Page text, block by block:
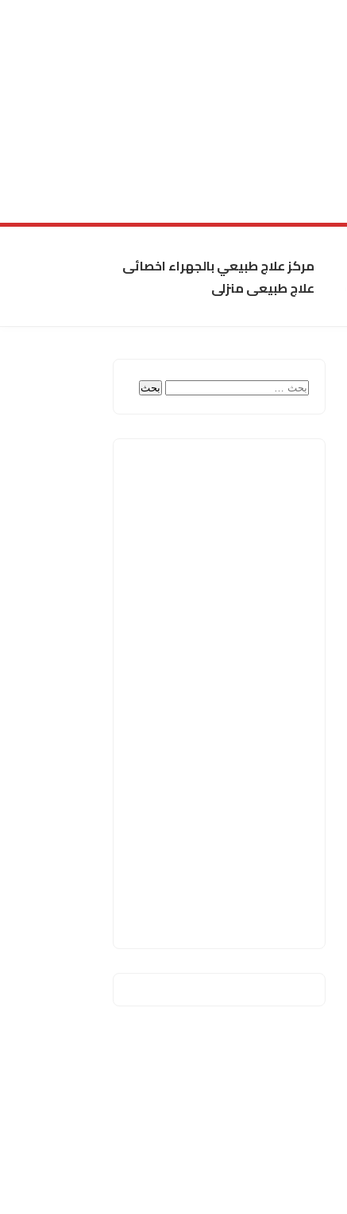
مركز علاج طبيعي بالجهراء اخصائى
علاج طبيعى منزلى
البحث